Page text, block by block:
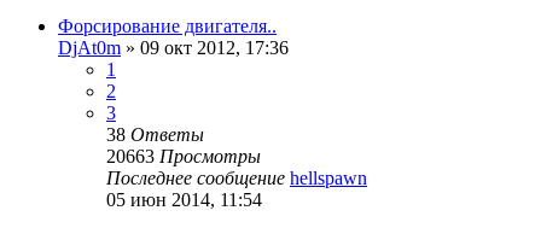
Форсирование двигателя..
DjAt0m » 09 окт 2012, 17:36
1
2
3
38 Ответы
20663 Просмотры
Последнее сообщение hellspawn
05 июн 2014, 11:54